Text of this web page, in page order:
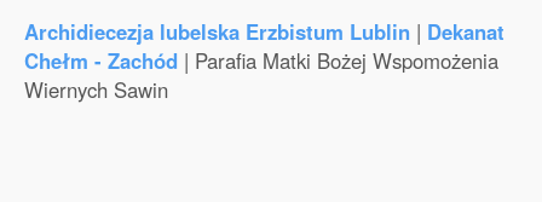
Archidiecezja lubelska Erzbistum Lublin | Dekanat
Chełm - Zachód | Parafia Matki Bożej Wspomożenia
Wiernych Sawin